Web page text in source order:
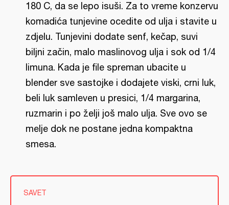
180 C, da se lepo isuši. Za to vreme konzervu
komadića tunjevine ocedite od ulja i stavite u
zdjelu. Tunjevini dodate senf, kečap, suvi
biljni začin, malo maslinovog ulja i sok od 1/4
limuna. Kada je file spreman ubacite u
blender sve sastojke i dodajete viski, crni luk,
beli luk samleven u presici, 1/4 margarina,
ruzmarin i po želji još malo ulja. Sve ovo se
melje dok ne postane jedna kompaktna
smesa.
SAVET